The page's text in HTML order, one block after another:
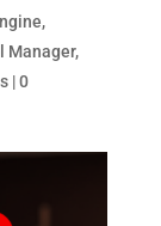
,
Manager,
|0